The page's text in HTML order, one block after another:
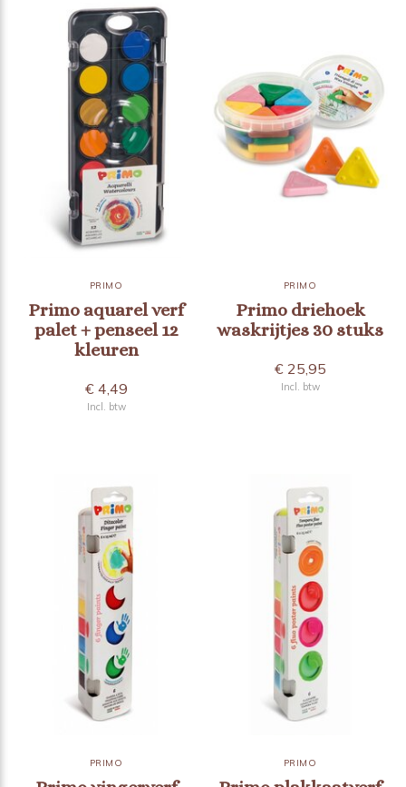
PRIMO
Primo aquarel verf
palet + penseel 12
kleuren
€ 4,49
Incl. btw
PRIMO
Primo driehoek
waskrijtjes 30 stuks
€ 25,95
Incl. btw
PRIMO PRIMO